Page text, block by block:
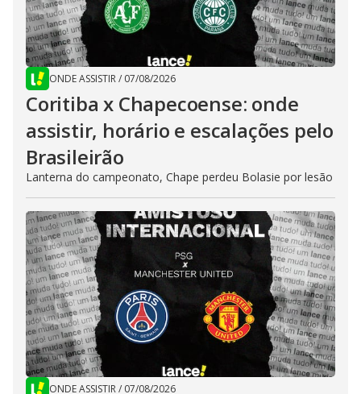
ONDE ASSISTIR/ 07/08/2026
Coritiba x Chapecoense: onde
assistir, horário e escalações pelo
Brasileirão
Lanterna do campeonato, Chape perdeu Bolasie por lesão
ONDE ASSISTIR/ 07/08/2026